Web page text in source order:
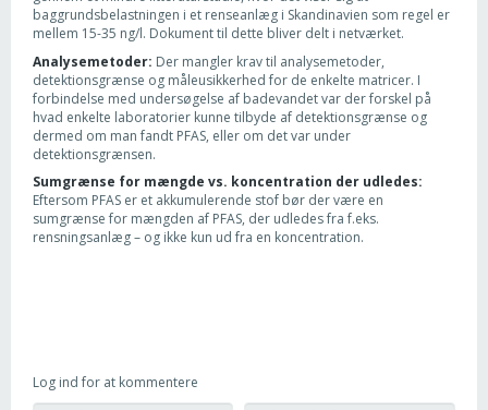
baggrundsbelastningen i et renseanlæg i Skandinavien som regel er
mellem 15-35 ng/l. Dokument til dette bliver delt i netværket.
Analysemetoder: Der mangler krav til analysemetoder,
detektionsgrænse og måleusikkerhed for de enkelte matricer. I
forbindelse med undersøgelse af badevandet var der forskel på
hvad enkelte laboratorier kunne tilbyde af detektionsgrænse og
dermed om man fandt PFAS, eller om det var under
detektionsgrænsen.
Sumgrænse for mængde vs. koncentration der udledes:
Eftersom PFAS er et akkumulerende stof bør der være en
sumgrænse for mængden af PFAS, der udledes fra f.eks.
rensningsanlæg – og ikke kun ud fra en koncentration.
Log ind for at kommentere